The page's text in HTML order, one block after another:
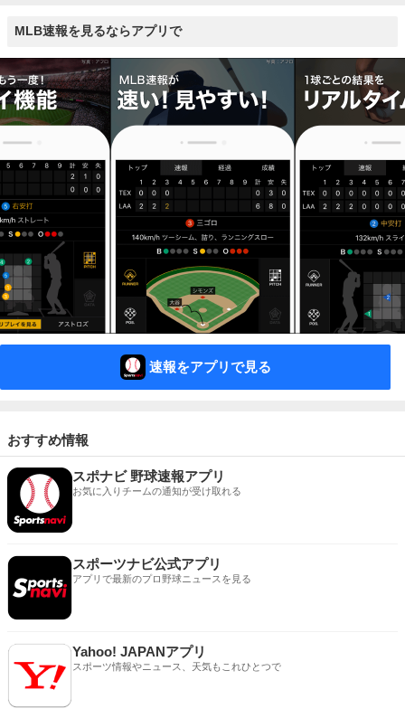
MLB速報を見るならアプリで
速報をアプリで見る
おすすめ情報
スポナビ 野球速報アプリ
お気に入りチームの通知が受け取れる
スポーツナビ公式アプリ
アプリで最新のプロ野球ニュースを見る
Yahoo! JAPANアプリ
スポーツ情報やニュース、天気もこれひとつで